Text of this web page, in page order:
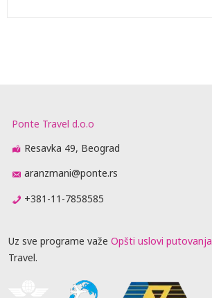
Ponte Travel d.o.o
Resavka 49, Beograd
aranzmani@ponte.rs
+381-11-7858585
Uz sve programe važe Opšti uslovi putovanja
Travel.